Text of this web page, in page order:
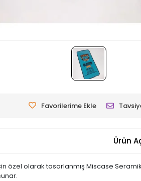
Favorilerime Ekle
Ürün
özel olarak tasarlanmış Miscase